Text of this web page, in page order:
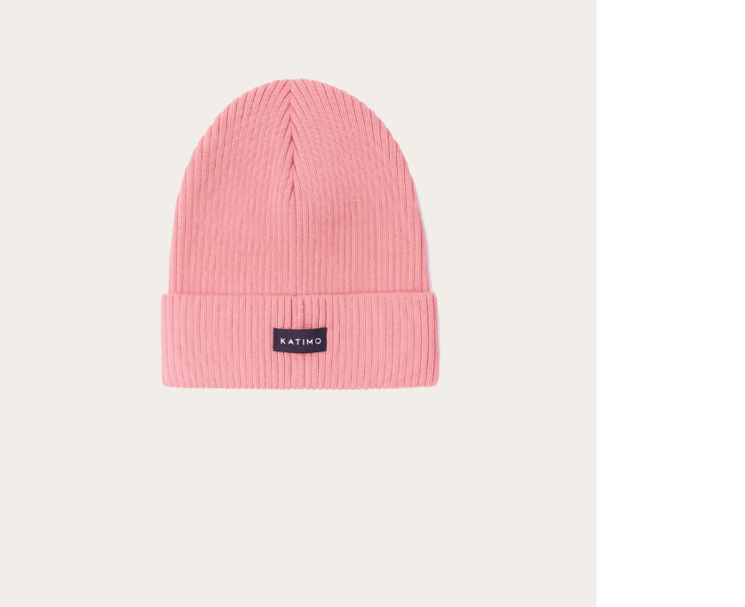
SIZE GUIDE
Accessories
Length
Width